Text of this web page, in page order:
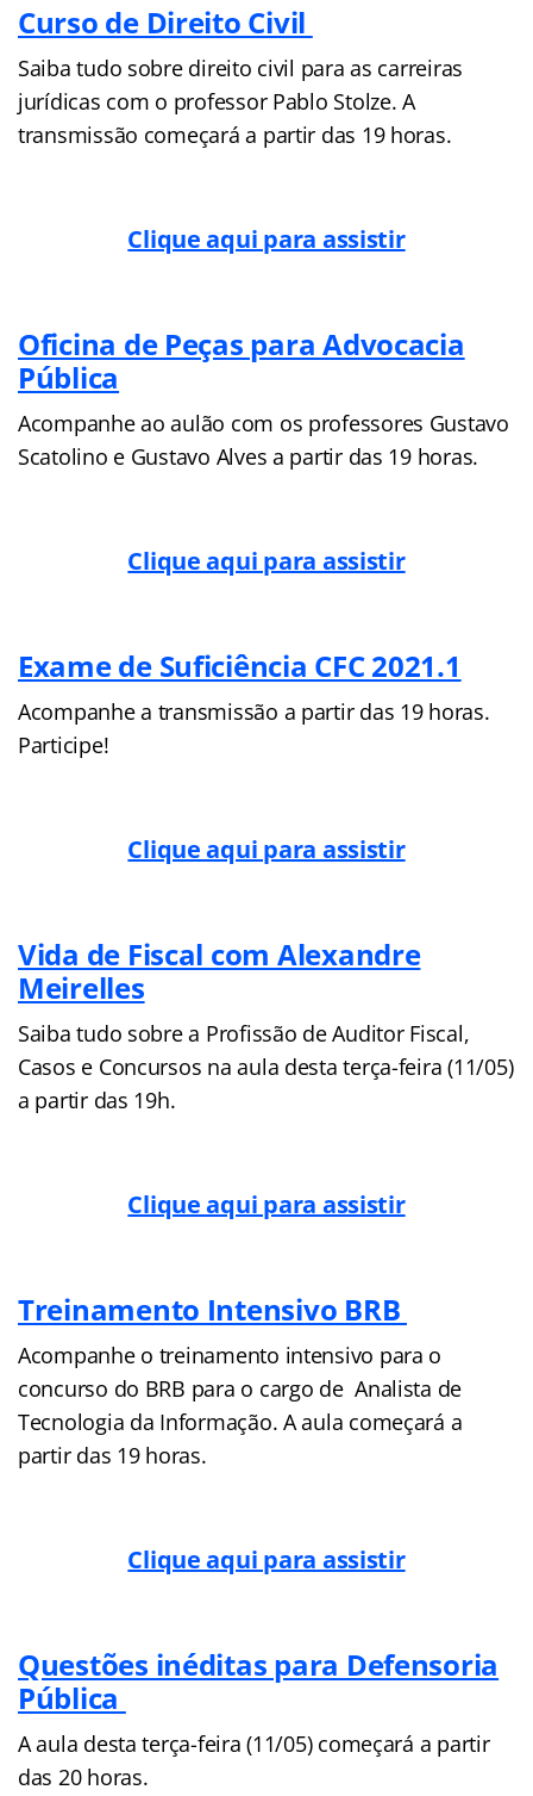
Curso de Direito Civil
Saiba tudo sobre direito civil para as carreiras
jurídicas com o professor Pablo Stolze. A
transmissão começará a partir das 19 horas.
Clique aqui para assistir
Oficina de Peças para Advocacia
Pública
Acompanhe ao aulão com os professores Gustavo
Scatolino e Gustavo Alves a partir das 19 horas.
Clique aqui para assistir
Exame de Suficiência CFC 2021.1
Acompanhe a transmissão a partir das 19 horas.
Participe!
Clique aqui para assistir
Vida de Fiscal com Alexandre
Meirelles
Saiba tudo sobre a Profissão de Auditor Fiscal,
Casos e Concursos na aula desta terça-feira (11/05)
a partir das 19h.
Clique aqui para assistir
Treinamento Intensivo BRB
Acompanhe o treinamento intensivo para o
concurso do BRB para o cargo de Analista de
Tecnologia da Informação. A aula começará a
partir das 19 horas.
Clique aqui para assistir
Questões inéditas para Defensoria
Pública
A aula desta terça-feira (11/05) começará a partir
das 20 horas.